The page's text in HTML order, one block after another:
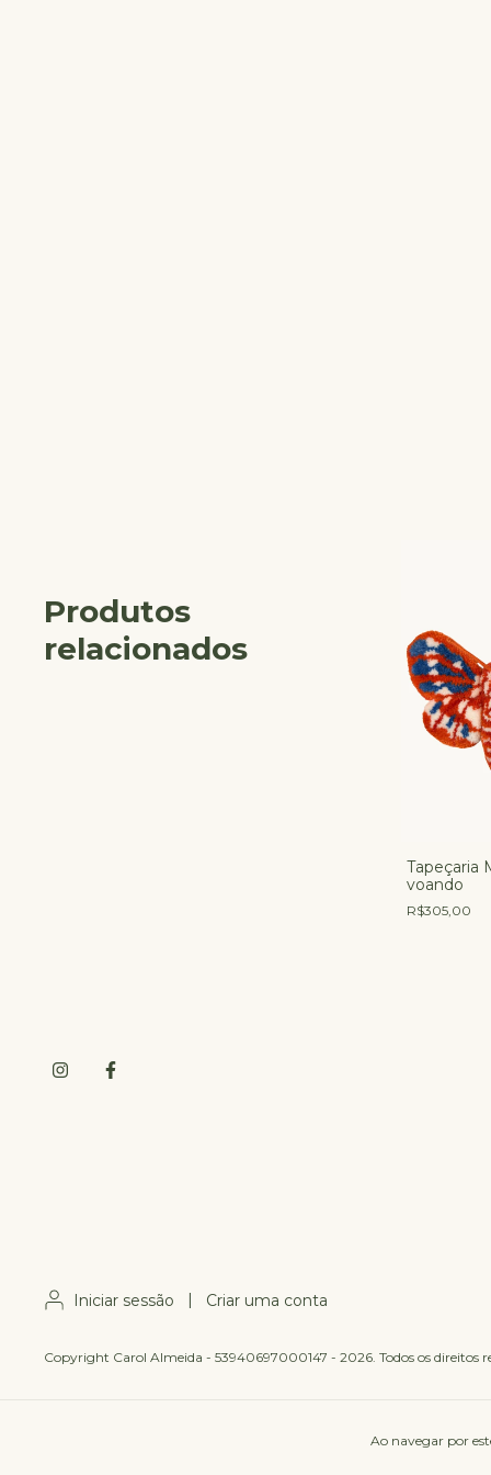
Ao navegar por
Produtos
relacionados
Tapeçaria
voando
R$305,00
Iniciar sessão Criar uma conta
Copyright Carol Almeida - 53940697000147 - 2026. Todos os direitos